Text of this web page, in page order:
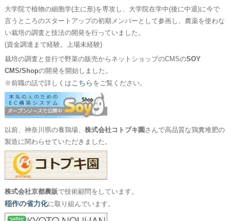
大学院で植物の細胞学(主に形)を専攻し、大学院在学中(後に中退)に今で
言うところのスタートアップの初期メンバーとして参画し、農薬を使わな
い栽培の調査と技法の開発を行っていました。
(資金調達まで経験。上場未経験)
栽培の調査と並行で野菜の販売からネットショップのCMSのSOY
CMS/Shopの開発を開始しました。
※前職の話で詳しくはこちら をご覧ください。
以前、神奈川県の養鶏場、 株式会社コトブキ園 さんで高品質な鶏糞堆肥の
製造に関わらせていただきました。
株式会社京都農販で技術顧問をしています。
稲作の省力化に取り組んでいます。